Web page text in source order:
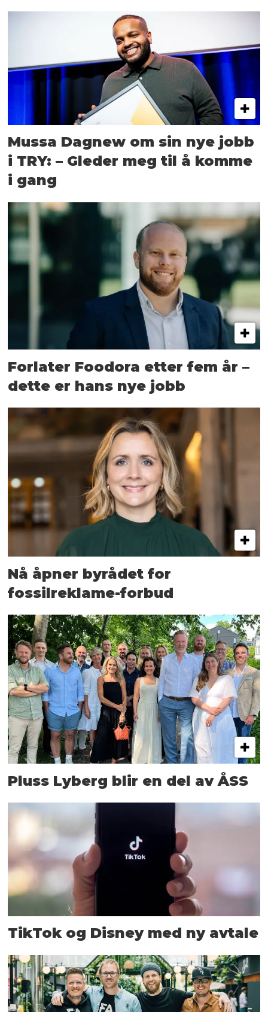
Mussa Dagnew om sin nye jobb
i TRY: – Gleder meg til å komme
i gang
Forlater Foodora etter fem år –
dette er hans nye jobb
Nå åpner byrådet for
fossilreklame-forbud
Pluss Lyberg blir en del av ÅSS
TikTok og Disney med ny avtale